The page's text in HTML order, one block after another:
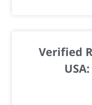
Verified